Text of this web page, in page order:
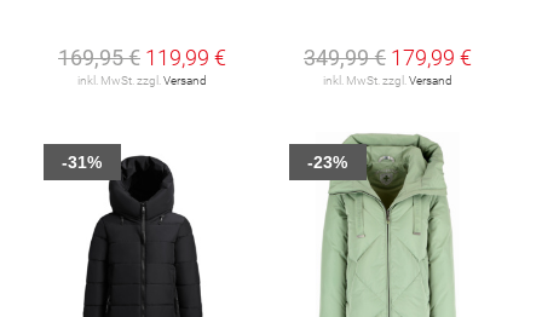
169,95 € 119,99 €
inkl. MwSt. zzgl. Versand
349,99 € 179,99 €
inkl. MwSt. zzgl. Versand
-31% -23%